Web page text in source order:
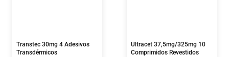
Transtec 30mg 4 Adesivos
Transdérmicos
Ultracet 37,5mg/325mg 10
Comprimidos Revestidos